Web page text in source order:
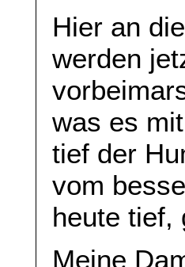
Hier an
werden
was es
tief der
vom
heute tief,
Meine